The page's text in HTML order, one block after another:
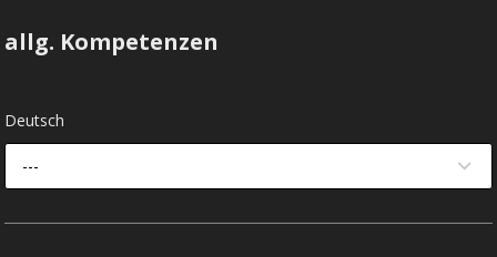
allg. Kompetenzen
Deutsch
---